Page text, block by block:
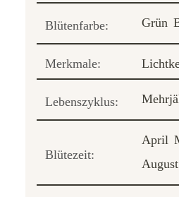
Blütenfarbe: Grün
Merkmale:
Lebenszyklus:
Blütezeit:
April
August